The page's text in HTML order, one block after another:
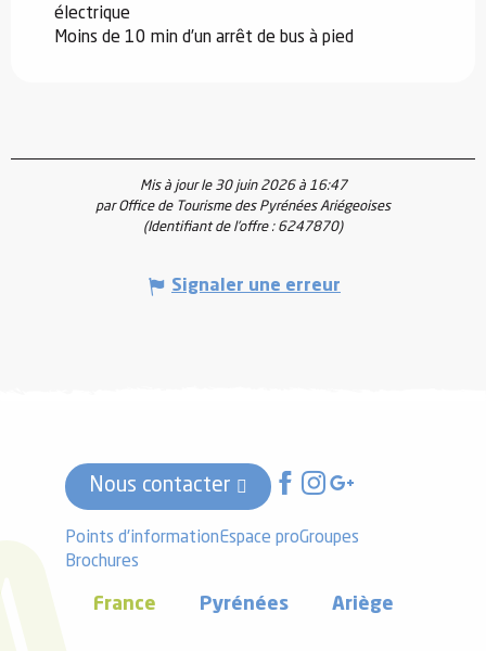
électrique
Moins de 10 min d’un arrêt de bus à pied
Mis à jour le 30 juin 2026 à 16:47
par Office de Tourisme des Pyrénées Ariégeoises
(Identifiant de l'offre : 6247870)
Signaler une erreur
Nous contacter
Points d'informationEspace proGroupes
Brochures
France Pyrénées Ariège